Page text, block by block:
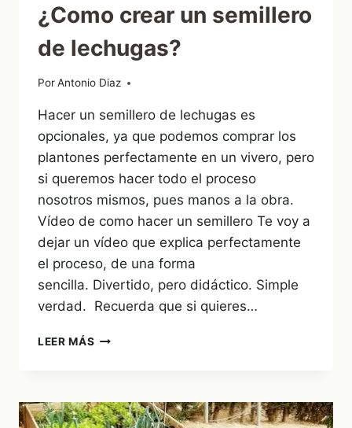
¿Como crear un semillero
de lechugas?
PorAntonio Diaz
12/06/2012
Hacer un semillero de lechugas es
opcionales, ya que podemos comprar los
plantones perfectamente en un vivero, pero
si queremos hacer todo el proceso
nosotros mismos, pues manos a la obra.
Vídeo de como hacer un semillero Te voy a
dejar un vídeo que explica perfectamente
el proceso, de una forma
sencilla. Divertido, pero didáctico. Simple
verdad. Recuerda que si quieres…
LEER MÁS ¿COMO
DE
LECHUGAS?